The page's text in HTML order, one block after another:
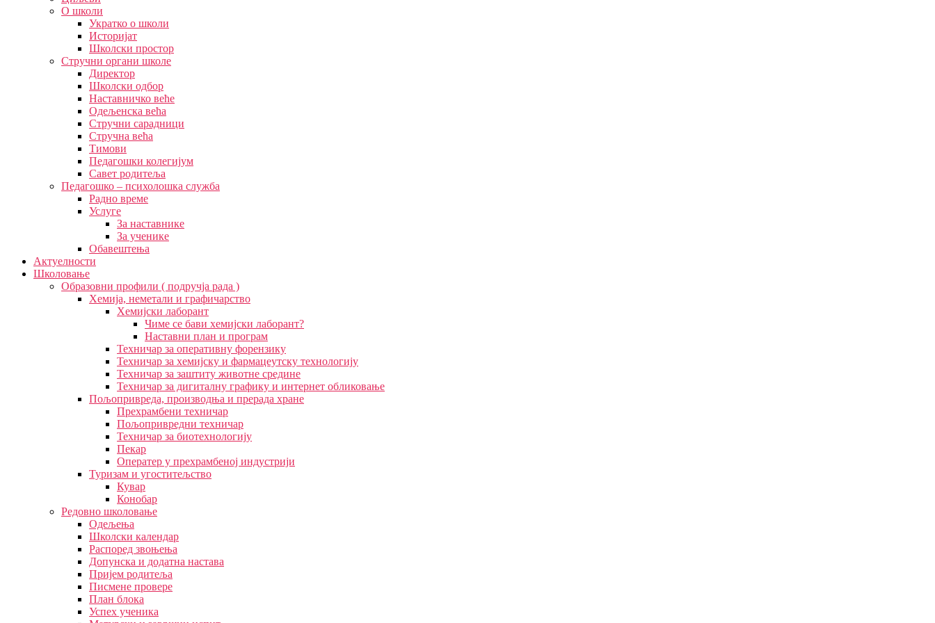
О школи
Укратко о школи
Историјат
Школски простор
Стручни органи школе
Директор
Школски одбор
Наставничко веће
Одељенска већа
Стручни сарадници
Стручна већа
Тимови
Педагошки колегијум
Савет родитеља
Педагошко – психолошка служба
Радно време
Услуге
За наставнике
За ученике
Обавештења
Актуелности
Школовање
Образовни профили ( подручја рада )
Хемија, неметали и графичарство
Хемијски лаборант
Чиме се бави хемијски лаборант?
Наставни план и програм
Техничар за оперативну форензику
Техничар за хемијску и фармацеутску технологију
Техничар за заштиту животне средине
Техничар за дигиталну графику и интернет обликовање
Пољопривреда, производња и прерада хране
Прехрамбени техничар
Пољопривредни техничар
Техничар за биотехнологију
Пекар
Оператер у прехрамбеној индустрији
Туризам и угоститељство
Кувар
Конобар
Редовно школовање
Одељења
Школски календар
Распоред звоњења
Допунска и додатна настава
Пријем родитеља
Писмене провере
План блока
Успех ученика